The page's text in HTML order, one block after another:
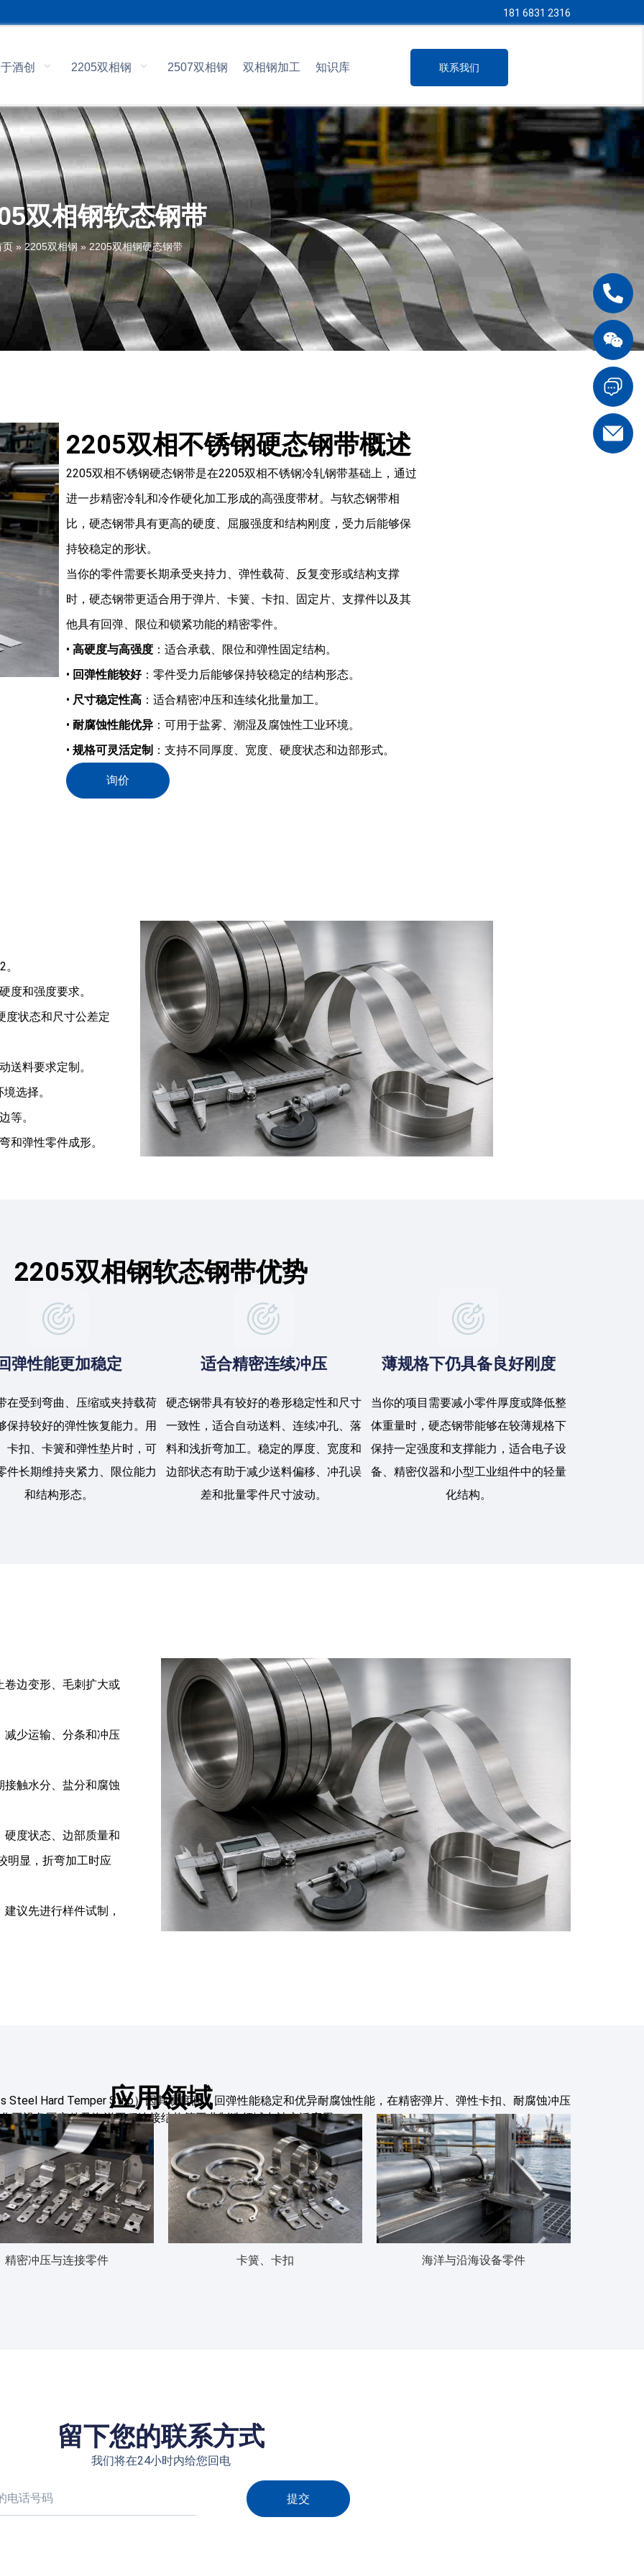
181 6831 2316
酒创 2205双相钢 2507双相钢 双相钢加工 知识库 联系我们
双相钢软态钢带
页»2205双相钢 » 2205双相钢硬态钢带
2205双相不锈钢硬态钢带概述
2205双相不锈钢硬态钢带是在2205双相不锈钢冷轧钢带基础上，通过
进一步精密冷轧和冷作硬化加工形成的高强度带材。与软态钢带相
比，硬态钢带具有更高的硬度、屈服强度和结构刚度，受力后能够保
持较稳定的形状。
当你的零件需要长期承受夹持力、弹性载荷、反复变形或结构支撑
时，硬态钢带更适合用于弹片、卡簧、卡扣、固定片、支撑件以及其
他具有回弹、限位和锁紧功能的精密零件。
•高硬度与高强度 ：适合承载、限位和弹性固定结构。
• 回弹性能较好：零件受力后能够保持较稳定的结构形态。
• 尺寸稳定性高 ：适合精密冲压和连续化批量加工。
•耐腐蚀性能优异 ：可用于盐雾、潮湿及腐蚀性工业环境。
•规格可灵活定制 ：支持不同厚度、宽度、硬度状态和边部形式。
询价
度和强度要求。
度状态和尺寸公差定
送料要求定制。
选择。
等。
和弹性零件成形。
2205双相钢软态钢带优势
弹性能更加稳定
在受到弯曲、压缩或夹持载荷
保持较好的弹性恢复能力。用
卡扣、卡簧和弹性垫片时，可
件长期维持夹紧力、限位能力
和结构形态。
适合精密连续冲压
硬态钢带具有较好的卷形稳定性和尺寸
一致性，适合自动送料、连续冲孔、落
料和浅折弯加工。稳定的厚度、宽度和
边部状态有助于减少送料偏移、冲孔误
差和批量零件尺寸波动。
薄规格下仍具备良好刚度
当你的项目需要减小零件厚度或降低整
体重量时，硬态钢带能够在较薄规格下
保持一定强度和支撑能力，适合电子设
备、精密仪器和小型工业组件中的轻量
化结构。
卷边变形、毛刺扩大或
减少运输、分条和冲压
触水分、盐分和腐蚀
度状态、边部质量和
明显，折弯加工时应
议先进行样件试制，
应用领域
Steel Hard Temper Strip）因其硬度高、回弹性能稳定和优异耐腐蚀性能，在精密弹片、弹性卡扣、耐腐蚀冲压
工设备固定件及海洋工程连接结构等工业制造领域中被广泛应用。
精密冲压与连接零件 卡簧、卡扣 海洋与沿海设备零件
留下您的联系方式
我们将在24小时内给您回电
提交